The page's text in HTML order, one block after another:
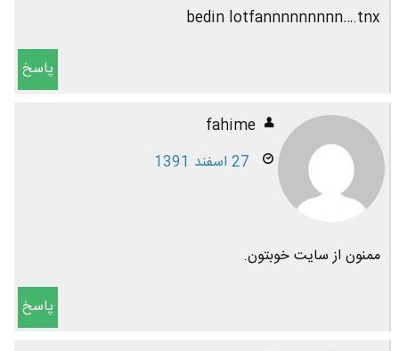
bedin lotfannnnnnnnn….tnx
پاسخ
fahime
27 اسفند 1391
ممنون از سایت خوبتون.
پاسخ